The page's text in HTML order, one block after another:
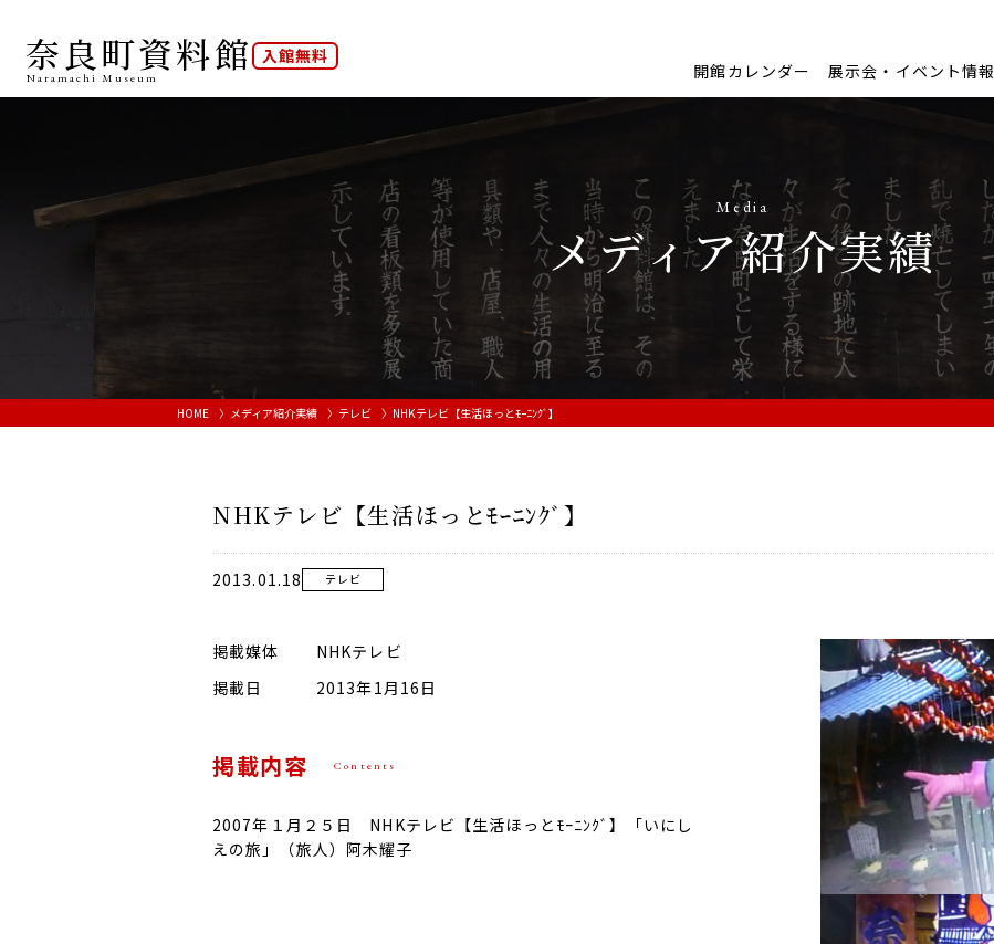
奈良町資料館
Naramachi Museum
入館無料
開館カレンダー 展示会・イベント情報
Media
メディア紹介実績
HOME メディア紹介実績 テレビ NHKテレビ【生活ほっとﾓｰﾆﾝｸﾞ】
NHKテレビ【生活ほっとﾓｰﾆﾝｸﾞ】
2013.01.18 テレビ
掲載媒体
NHKテレビ
掲載日
2013年1月16日
掲載内容 Contents
2007年１月２５日 NHKテレビ【生活ほっとﾓｰﾆﾝｸﾞ】「いにし
えの旅」（旅人）阿木耀子